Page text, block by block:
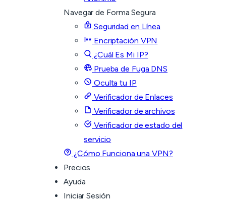
Navegar de Forma Segura
Seguridad en Línea
Encriptación VPN
¿Cuál Es Mi IP?
Prueba de Fuga DNS
Oculta tu IP
Verificador de Enlaces
Verificador de archivos
Verificador de estado del
servicio
¿Cómo Funciona una VPN?
Precios
Ayuda
Iniciar Sesión